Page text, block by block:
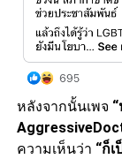
หลังจากนั้นเพจ
ความเห็นว่า “ก็